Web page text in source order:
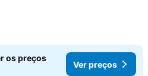
os preços
Ver preços